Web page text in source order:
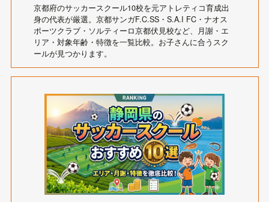
京都府のサッカースクール10校を元アトレティコ育成出
身の代表が厳選。京都サンガF.C.SS・S.A.I FC・ナオス
ポーツクラブ・ソルティーロ京都伏見校など、月謝・エ
リア・対象年齢・特徴を一覧比較。お子さんに合うスク
ールが見つかります。